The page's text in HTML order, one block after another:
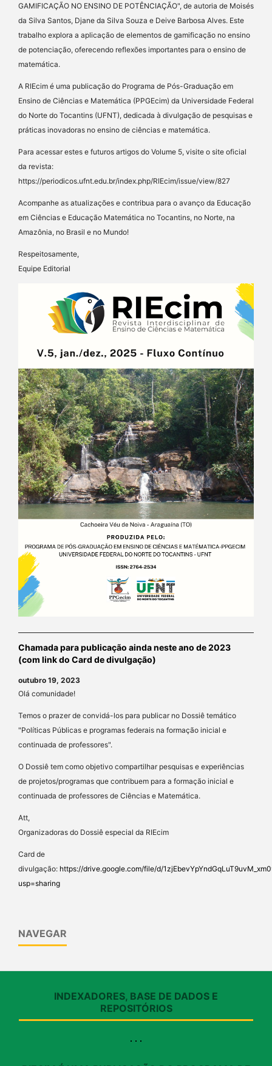
GAMIFICAÇÃO NO ENSINO DE POTÊNCIAÇÃO", de autoria de Moisés
da Silva Santos, Djane da Silva Souza e Deive Barbosa Alves. Este
trabalho explora a aplicação de elementos de gamificação no ensino
de potenciação, oferecendo reflexões importantes para o ensino de
matemática.
A RIEcim é uma publicação do Programa de Pós-Graduação em
Ensino de Ciências e Matemática (PPGEcim) da Universidade Federal
do Norte do Tocantins (UFNT), dedicada à divulgação de pesquisas e
práticas inovadoras no ensino de ciências e matemática.
Para acessar estes e futuros artigos do Volume 5, visite o site oficial
da revista:
https://periodicos.ufnt.edu.br/index.php/RIEcim/issue/view/827
Acompanhe as atualizações e contribua para o avanço da Educação
em Ciências e Educação Matemática no Tocantins, no Norte, na
Amazônia, no Brasil e no Mundo!
Respeitosamente,
Equipe Editorial
Chamada para publicação ainda neste ano de 2023
(com link do Card de divulgação)
outubro 19, 2023
Olá comunidade!
Temos o prazer de convidá-los para publicar no Dossiê temático
"Políticas Públicas e programas federais na formação inicial e
continuada de professores".
O Dossiê tem como objetivo compartilhar pesquisas e experiências
de projetos/programas que contribuem para a formação inicial e
continuada de professores de Ciências e Matemática.
Att,
Organizadoras do Dossiê especial da RIEcim
Card de
divulgação: https://drive.google.com/file/d/
usp=sharing
NAVEGAR
INDEXADORES, BASE DE DADOS E
REPOSITÓRIOS